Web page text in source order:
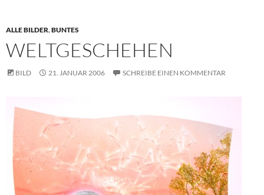
ALLE BILDER,BUNTES
WELTGESCHEHEN
BILD 21. JANUAR 2006 SCHREIBE EINEN KOMMENTAR